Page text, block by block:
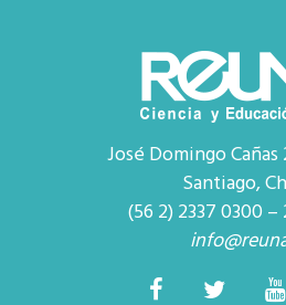
José Domingo Cañas
Santiago,
(56 2) 2337 0300 –